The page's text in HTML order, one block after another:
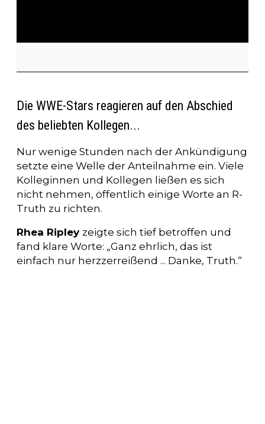
Die WWE-Stars reagieren auf den Abschied
des beliebten Kollegen...
Nur wenige Stunden nach der Ankündigung
setzte eine Welle der Anteilnahme ein. Viele
Kolleginnen und Kollegen ließen es sich
nicht nehmen, öffentlich einige Worte an R-
Truth zu richten.
Rhea Ripley zeigte sich tief betroffen und
fand klare Worte: „Ganz ehrlich, das ist
einfach nur herzzerreißend ... Danke, Truth.“